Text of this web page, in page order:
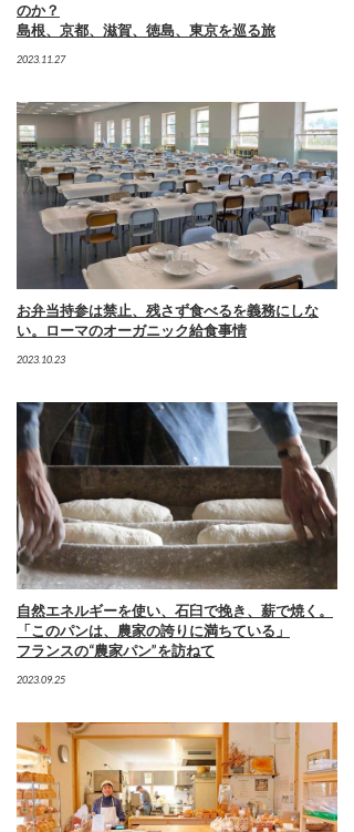
のか？
島根、京都、滋賀、徳島、東京を巡る旅
2023.11.27
お弁当持参は禁止、残さず食べるを義務にしな
い。ローマのオーガニック給食事情
2023.10.23
自然エネルギーを使い、石臼で挽き、薪で焼く。
「このパンは、農家の誇りに満ちている」
フランスの“農家パン”を訪ねて
2023.09.25